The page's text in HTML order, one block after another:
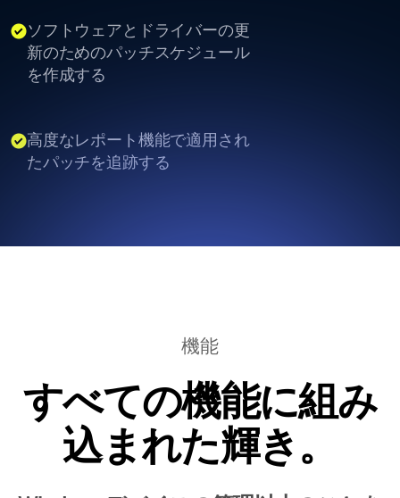
ソフトウェアとドライバーの更
新のためのパッチスケジュール
を作成する
高度なレポート機能で適用され
たパッチを追跡する
機能
すべての機能に組み
込まれた輝き。